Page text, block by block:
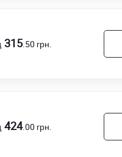
315.50 грн.
424.00 грн.